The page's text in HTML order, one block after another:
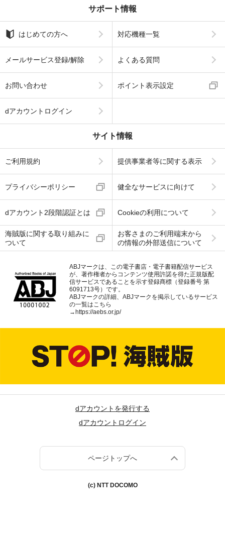
サポート情報
はじめての方へ 対応機種一覧
メールサービス登録/解除 よくある質問
お問い合わせ ポイント表示設定
dアカウントログイン
サイト情報
ご利用規約 提供事業者等に関する表示
プライバシーポリシー 健全なサービスに向けて
dアカウント2段階認証とは Cookieの利用について
海賊版に関する取り組みに
ついて
お客さまのご利用端末から
の情報の外部送信について
ABJマークは、この電子書店・電子書籍配信サービス
が、著作権者からコンテンツ使用許諾を得た正規版配
信サービスであることを示す登録商標（登録番号 第
6091713号）です。
ABJマークの詳細、ABJマークを掲示しているサービス
の一覧はこちら
→ https://aebs.or.jp/
dアカウントを発行する
dアカウントログイン
ページトップへ
(c) NTT DOCOMO